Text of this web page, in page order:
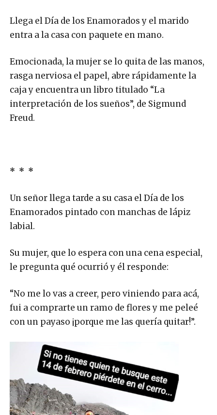
Llega el Día de los Enamorados y el marido
entra a la casa con paquete en mano.
Emocionada, la mujer se lo quita de las manos,
rasga nerviosa el papel, abre rápidamente la
caja y encuentra un libro titulado “La
interpretación de los sueños”, de Sigmund
Freud.
* * *
Un señor llega tarde a su casa el Día de los
Enamorados pintado con manchas de lápiz
labial.
Su mujer, que lo espera con una cena especial,
le pregunta qué ocurrió y él responde:
“No me lo vas a creer, pero viniendo para acá,
fui a comprarte un ramo de flores y me peleé
con un payaso ¡porque me las quería quitar!”.